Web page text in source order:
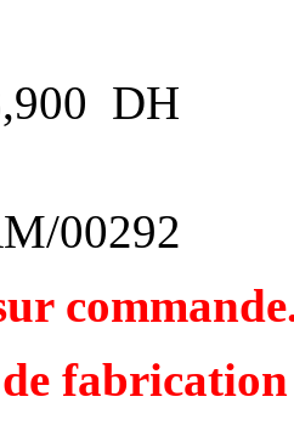
DH
00292
fabrication